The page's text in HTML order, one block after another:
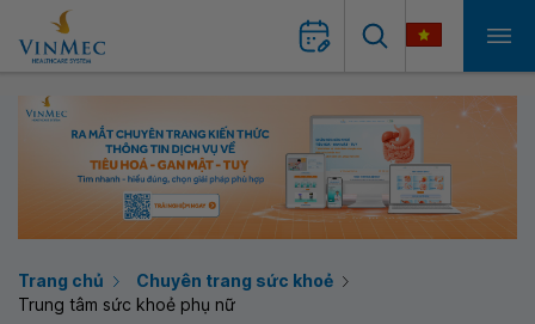
Trang chủ
Chuyên trang sức khoẻ
Trung tâm sức khoẻ phụ nữ